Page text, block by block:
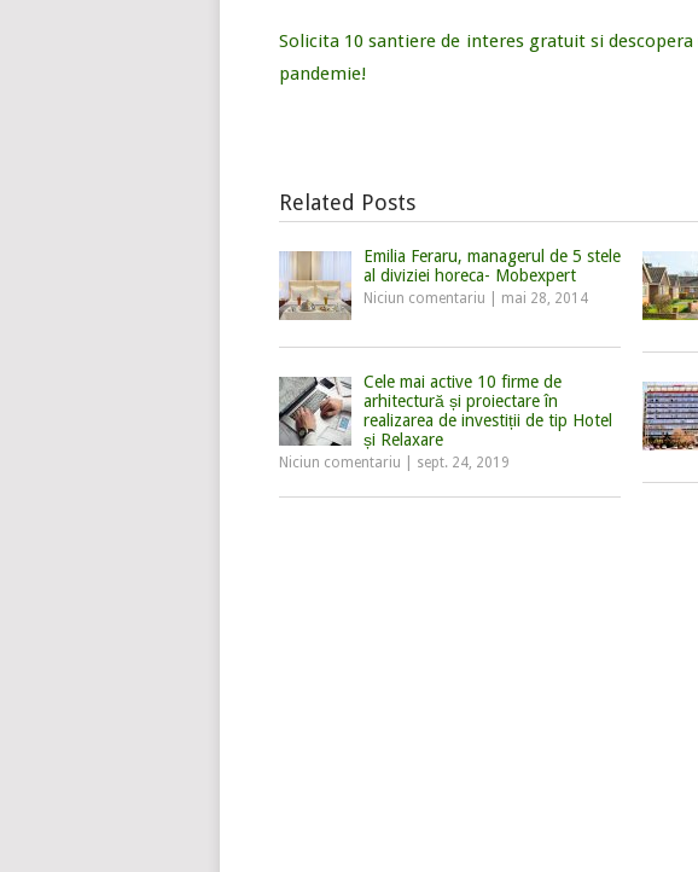
Solicita 10 santiere de interes gratuit si
pandemie!
Related Posts
Emilia Feraru, managerul de 5 stele
al diviziei horeca- Mobexpert
Niciun comentariu mai 28, 2014
Cele mai active 10 firme de
arhitectură și proiectare în
realizarea de investiții de tip Hotel
și Relaxare
Niciun comentariu sept. 24, 2019